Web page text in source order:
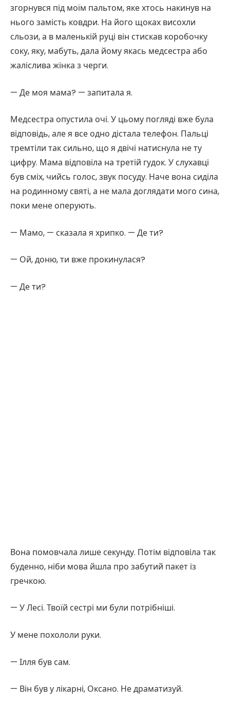
згорнувся під моїм пальтом, яке хтось накинув на
нього замість ковдри. На його щоках висохли
сльози, а в маленькій руці він стискав коробочку
соку, яку, мабуть, дала йому якась медсестра або
жаліслива жінка з черги.
— Де моя мама? — запитала я.
Медсестра опустила очі. У цьому погляді вже була
відповідь, але я все одно дістала телефон. Пальці
тремтіли так сильно, що я двічі натиснула не ту
цифру. Мама відповіла на третій гудок. У слухавці
був сміх, чийсь голос, звук посуду. Наче вона сиділа
на родинному святі, а не мала доглядати мого сина,
поки мене оперують.
— Мамо, — сказала я хрипко. — Де ти?
— Ой, доню, ти вже прокинулася?
— Де ти?
Вона помовчала лише секунду. Потім відповіла так
буденно, ніби мова йшла про забутий пакет із
гречкою.
— У Лесі. Твоїй сестрі ми були потрібніші.
У мене похололи руки.
— Ілля був сам.
— Він був у лікарні, Оксано. Не драматизуй.